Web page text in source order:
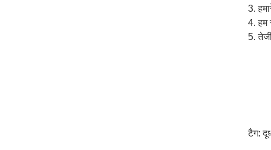
3.
4. हम
5.
टैग: